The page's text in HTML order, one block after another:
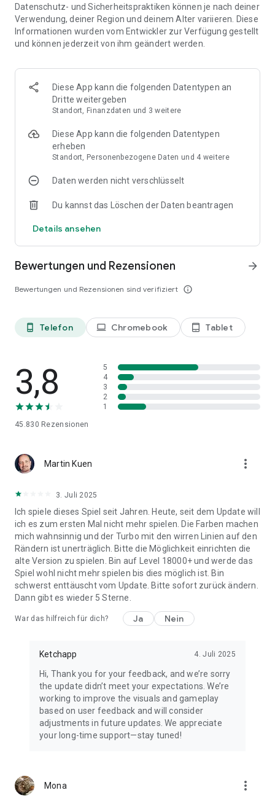
Datenschutz- und Sicherheitspraktiken können je nach deiner
Verwendung, deiner Region und deinem Alter variieren. Diese
Informationen wurden vom Entwickler zur Verfügung gestellt
und können jederzeit von ihm geändert werden.
Diese App kann die folgenden Datentypen an
Dritte weitergeben
Standort, Finanzdaten und 3 weitere
Diese App kann die folgenden Datentypen
erheben
Standort, Personenbezogene Daten und 4 weitere
Daten werden nicht verschlüsselt
Du kannst das Löschen der Daten beantragen
Details ansehen
Bewertungen und Rezensionen
Bewertungen und Rezensionen sind verifiziert info_outline
arrow_forward
phone_android Telefon laptop Chromebook tablet_android Tablet
3,8
45.830 Rezensionen
5
4
3
2
1
Martin Kuen more_vert
3. Juli 2025
Ich spiele dieses Spiel seit Jahren. Heute, seit dem Update will
ich es zum ersten Mal nicht mehr spielen. Die Farben machen
mich wahnsinnig und der Turbo mit den wirren Linien auf den
Rändern ist unerträglich. Bitte die Möglichkeit einrichten die
alte Version zu spielen. Bin auf Level 18000+ und werde das
Spiel wohl nicht mehr spielen bis dies möglich ist. Bin
schwerst enttäuscht vom Update. Bitte sofort zurück ändern.
Dann gibt es wieder 5 Sterne.
War das hilfreich für dich? Ja Nein
Ketchapp 4. Juli 2025
Hi, Thank you for your feedback, and we’re sorry
the update didn’t meet your expectations. We’re
working to improve the visuals and gameplay
based on user feedback and will consider
adjustments in future updates. We appreciate
your long-time support—stay tuned!
Mona more_vert